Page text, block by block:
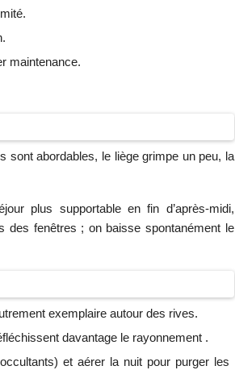
maintenance.
sont abordables, le liège grimpe un peu, la
plus supportable en fin d’après-midi,
des fenêtres ; on baisse spontanément le
exemplaire autour des rives.
davantage le rayonnement ️.
et aérer la nuit pour purger les